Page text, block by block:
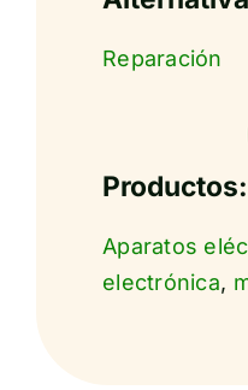
Reparación
Productos:
Aparatos
electrónica,